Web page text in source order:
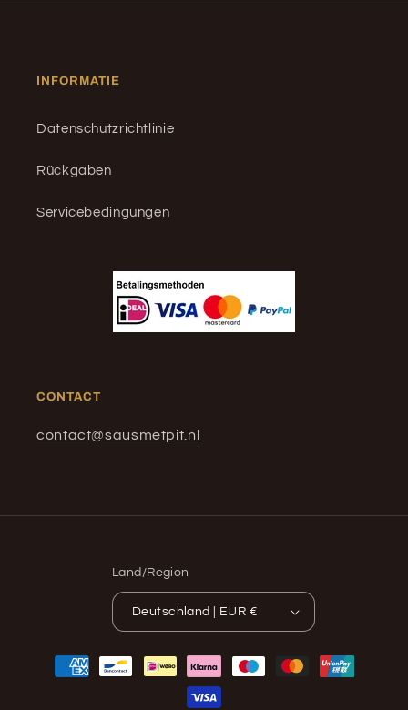
INFORMATIE
Datenschutzrichtlinie
Rückgaben
Servicebedingungen
CONTACT
contact@sausmetpit.nl
Land/Region
Deutschland | EUR €
Zahlungsmethoden